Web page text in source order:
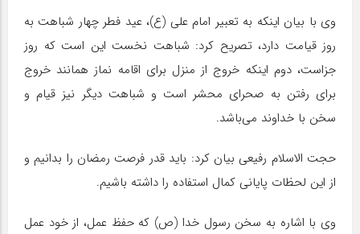
وی با بیان اینکه به تعبیر امام علی (ع)، عید فطر چهار شباهت به
روز قیامت دارد، تصریح کرد: شباهت نخست این است که روز
جزاست، دوم اینکه خروج از منزل برای اقامه نماز همانند خروج
برای رفتن به صحرای محشر است و شباهت دیگر نیز قیام و
سخن با خداوند می‌باشد.
حجت الاسلام رفیعی بیان کرد: باید قدر فرصت رمضان را بدانیم و
از این لحظات پایانی کمال استفاده را داشته باشیم.
وی با اشاره به سخن رسول خدا (ص) که حفظ عمل، از خود عمل